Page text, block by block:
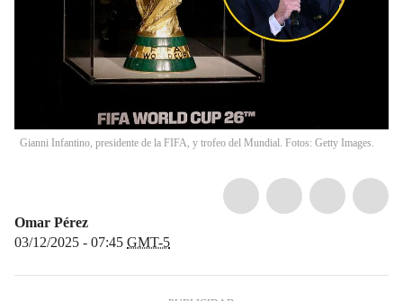
Gianni Infantino, presidente de la FIFA, y trofeo del Mundial. Fotos: Getty Images.
Omar Pérez
03/12/2025 - 07:45 GMT-5